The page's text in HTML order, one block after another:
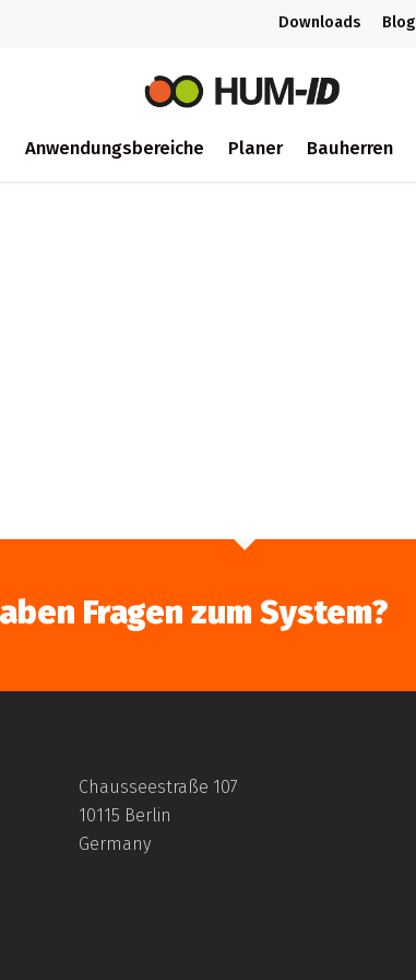
Downloads Blog
Anwendungsbereiche Planer Bauherren
Fragen zum System?
Chausseestraße 107
10115 Berlin
Germany